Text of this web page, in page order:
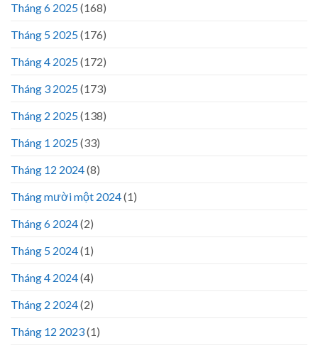
Tháng 6 2025(168)
Tháng 5 2025(176)
Tháng 4 2025(172)
Tháng 3 2025(173)
Tháng 2 2025(138)
Tháng 1 2025(33)
Tháng 12 2024(8)
Tháng mười một 2024(1)
Tháng 6 2024(2)
Tháng 5 2024(1)
Tháng 4 2024(4)
Tháng 2 2024(2)
Tháng 12 2023(1)